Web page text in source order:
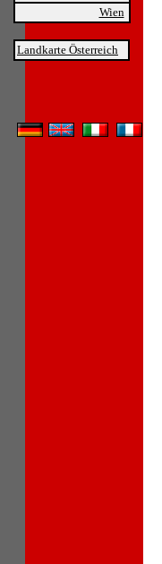
Wien
Landkarte Österreich